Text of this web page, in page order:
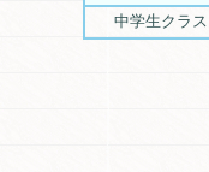
中学生クラ